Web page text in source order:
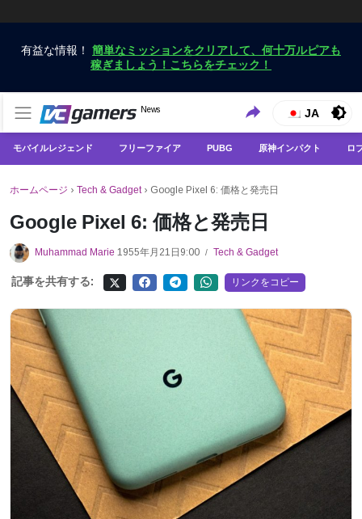
有益な情報！ 簡単なミッションをクリアして、何十万ルピアも
稼ぎましょう！こちらをチェック！
VCGamers ニュース
News
VCGamersだけで最新のゲームニュースを入手
JA
モバイルレジェンド フリーファイア PUBG 原神インパクト ロ
ホームページ › Tech & Gadget› Google Pixel 6: 価格と発売日
Google Pixel 6: 価格と発売日
Muhammad Marie 1955年月21日9:00 / Tech & Gadget
記事を共有する: リンクをコピー